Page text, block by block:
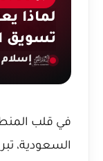
لماذا
تسويق
إسلام
في قلب
السعودية،